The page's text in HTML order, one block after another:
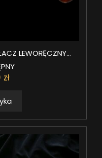
LEWORĘCZNY...